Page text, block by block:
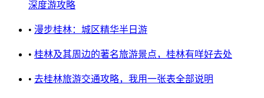
深度游攻略
• 漫步桂林：城区精华半日游
• 桂林及其周边的著名旅游景点，桂林有咩好去处
• 去桂林旅游交通攻略，我用一张表全部说明